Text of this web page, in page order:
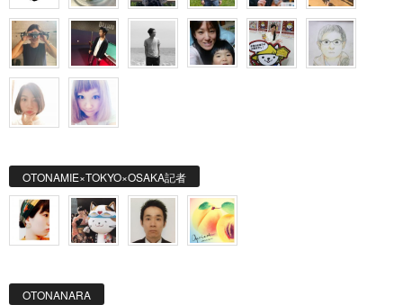
OTONAMIE×TOKYO×OSAKA記者
OTONANARA